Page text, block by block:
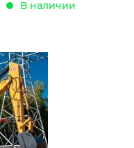
В наличии